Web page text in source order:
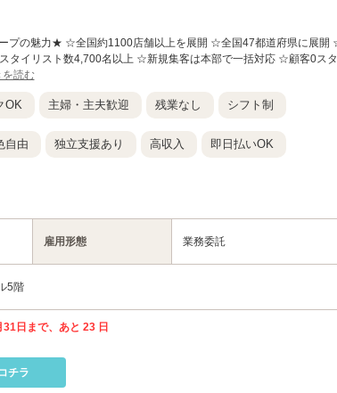
プの魅力★ ☆全国約1100店舗以上を展開 ☆全国47都道府県に展開
タイリスト数4,700名以上 ☆新規集客は本部で一括対応 ☆顧客0スタ
を読む
OK 主婦・主夫歓迎 残業なし シフト制
自由 独立支援あり 高収入 即日払いOK
雇用形態 業務委託
5階
日まで、あと 23 日
チラ